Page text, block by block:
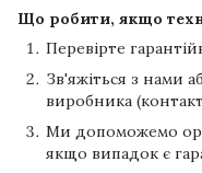
Що робити, якщо
Перевірте
Зв'яжіться з нами
виробника
Ми допоможемо
якщо випадок є